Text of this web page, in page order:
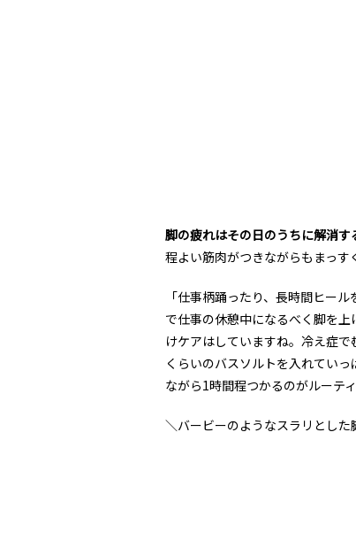
脚の疲れはその日のうちに解消す
程よい筋肉がつきながらもまっす
「仕事柄踊ったり、長時間ヒー
で仕事の休憩中になるべく脚を
けケアはしていますね。冷え症
くらいのバスソルトを入れてい
ながら1時間程つかるのがルーテ
＼バービーのようなスラリとし